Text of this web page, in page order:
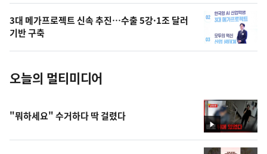
의
사
진
3대 메가프로젝트 신속 추진…수출 5강·1조 달러
기반 구축
오늘의 멀티미디어
영
상
"뭐하세요" 수거하다 딱 걸렸다